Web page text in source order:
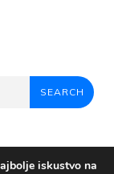
SEARCH
iskustvo na